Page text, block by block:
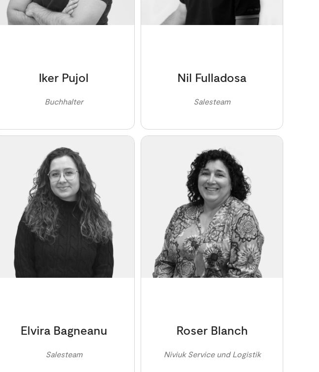
Iker Pujol
Buchhalter
Nil Fulladosa
Salesteam
Elvira Bagneanu
Salesteam
Roser Blanch
Niviuk Service und Logistik